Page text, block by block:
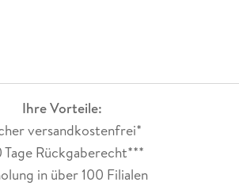
Ihre Vorteile:
versandkostenfrei*
Tage Rückgaberecht***
in über 100 Filialen